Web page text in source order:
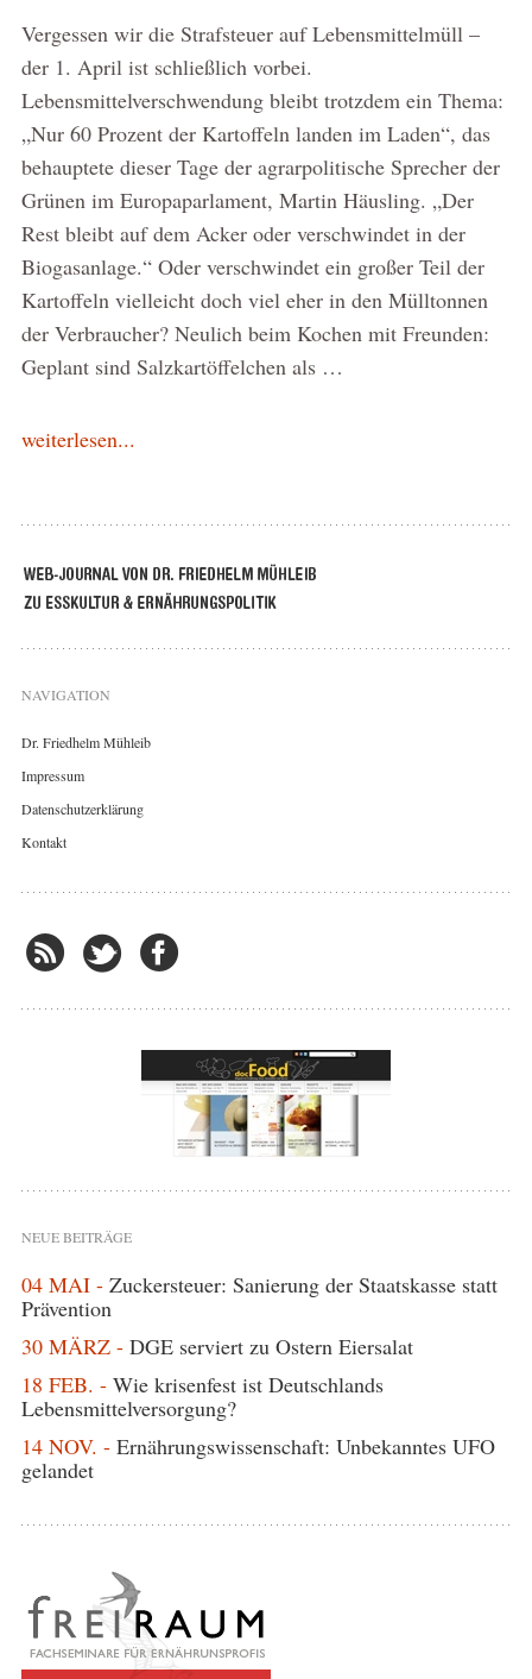
Vergessen wir die Strafsteuer auf Lebensmittelmüll –
der 1. April ist schließlich vorbei.
Lebensmittelverschwendung bleibt trotzdem ein Thema:
„Nur 60 Prozent der Kartoffeln landen im Laden“, das
behauptete dieser Tage der agrarpolitische Sprecher der
Grünen im Europaparlament, Martin Häusling. „Der
Rest bleibt auf dem Acker oder verschwindet in der
Biogasanlage.“ Oder verschwindet ein großer Teil der
Kartoffeln vielleicht doch viel eher in den Mülltonnen
der Verbraucher? Neulich beim Kochen mit Freunden:
Geplant sind Salzkartöffelchen als …
weiterlesen...
NAVIGATION
Dr. Friedhelm Mühleib
Impressum
Datenschutzerklärung
Kontakt
NEUE BEITRÄGE
04 MAI - Zuckersteuer: Sanierung der Staatskasse statt
Prävention
30 MÄRZ - DGE serviert zu Ostern Eiersalat
18 FEB. - Wie krisenfest ist Deutschlands
Lebensmittelversorgung?
14 NOV. - Ernährungswissenschaft: Unbekanntes UFO
gelandet